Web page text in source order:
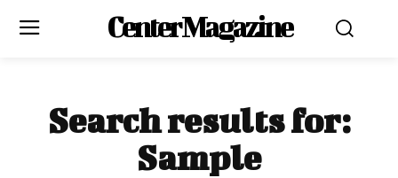
Center Magazine
Search results for:
Sample